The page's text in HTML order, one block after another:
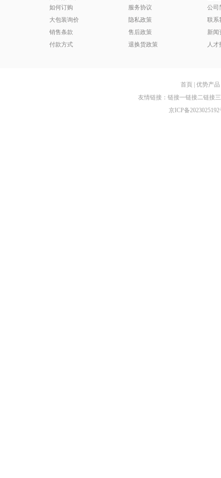
如何订购
大包装询价
销售条款
付款方式
服务协议
隐私政策
售后政策
退换货政策
公司
联系
新闻
人才
首頁 优势产品
友情链接： 链接一链接二链接三
京ICP备